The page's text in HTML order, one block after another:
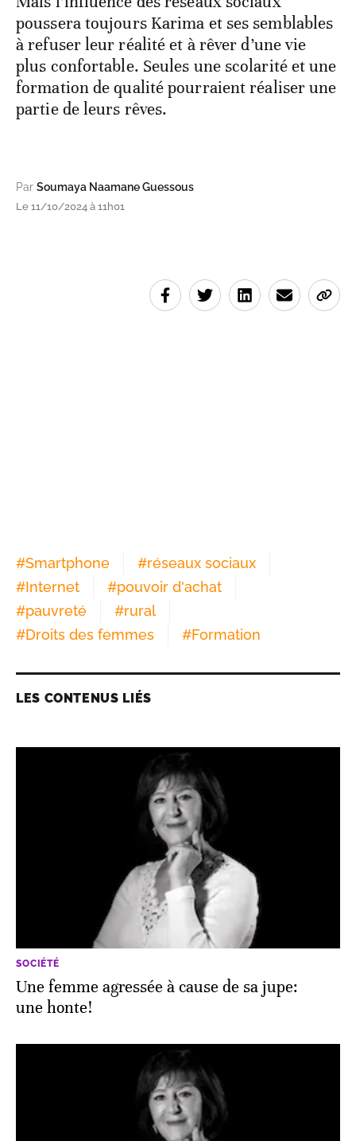
poussera toujours Karima et ses semblables
à refuser leur réalité et à rêver d’une vie
plus confortable. Seules une scolarité et une
formation de qualité pourraient réaliser une
partie de leurs rêves.
Par Soumaya Naamane Guessous
Le 11/10/2024 à 11h01
#Smartphone #réseaux sociaux
#Internet #pouvoir d'achat
#pauvreté #rural
#Droits des femmes #Formation
LES CONTENUS LIÉS
SOCIÉTÉ
Une femme agressée à cause de sa jupe:
une honte!